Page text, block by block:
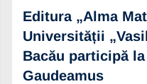
Editura „Alma
Universității
Bacău participă
Gaudeamus